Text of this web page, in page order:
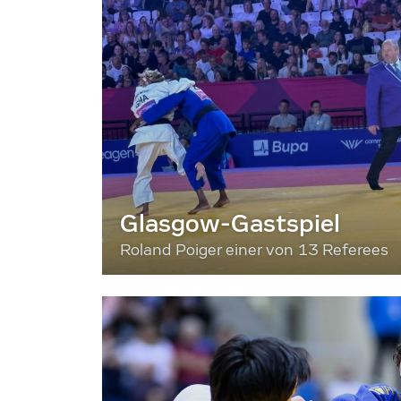
Glasgow-Gastspiel
Roland Poiger einer von 13 Referees